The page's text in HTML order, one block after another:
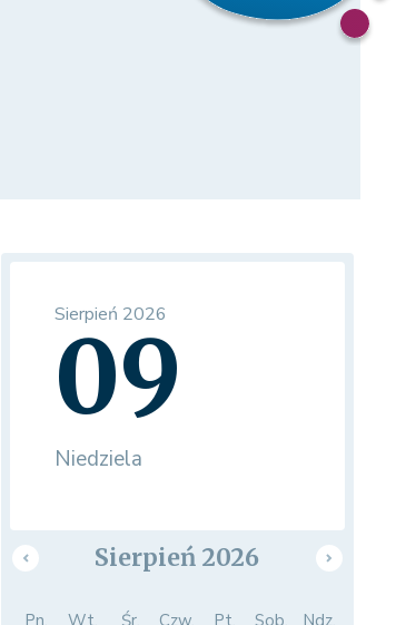
Sierpień 2026
09
Niedziela
Sierpień 2026
Pn. Wt. Śr. Czw. Pt. Sob. Ndz.